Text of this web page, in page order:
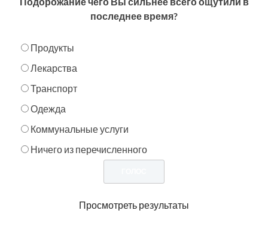
последнее время?
Продукты
Лекарства
Транспорт
Одежда
Коммунальные услуги
Ничего из перечисленного
Просмотреть результаты